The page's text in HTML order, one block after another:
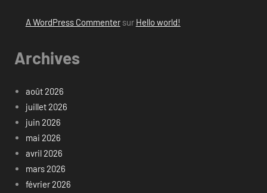
A WordPress Commentersur Hello world!
Archives
août 2026
juillet 2026
juin 2026
mai 2026
avril 2026
mars 2026
février 2026